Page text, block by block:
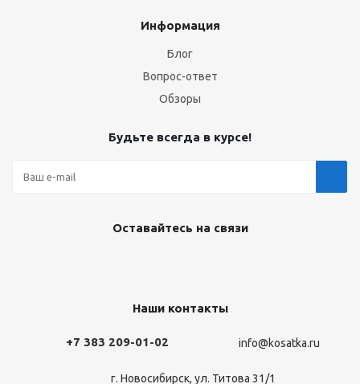
Информация
Блог
Вопрос-ответ
Обзоры
Будьте всегда в курсе!
Оставайтесь на связи
Наши контакты
+7 383 209-01-02 info@kosatka.ru
г. Новосибирск, ул. Титова 31/1